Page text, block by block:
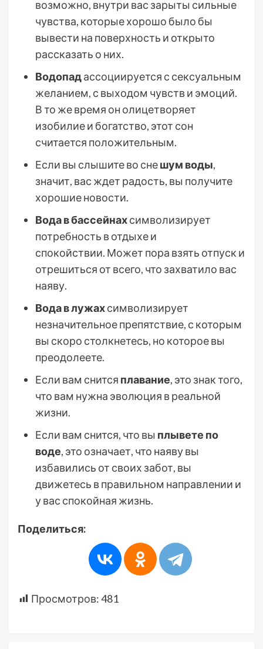
возможно, внутри вас зарыты сильные
чувства, которые хорошо было бы
вывести на поверхность и открыто
рассказать о них.
Водопадассоциируется с сексуальным
желанием, с выходом чувств и эмоций.
В то же время он олицетворяет
изобилие и богатство, этот сон
считается положительным.
Если вы слышите во снешум воды,
значит, вас ждет радость, вы получите
хорошие новости.
Вода в бассейнахсимволизирует
потребность в отдыхе и
спокойствии. Может пора взять отпуск и
отрешиться от всего, что захватило вас
наяву.
Вода в лужахсимволизирует
незначительное препятствие, с которым
вы скоро столкнетесь, но которое вы
преодолеете.
Если вам снится плавание, это знак того,
что вам нужна эволюция в реальной
жизни.
Если вам снится, что вы плывете по
воде, это означает, что наяву вы
избавились от своих забот, вы
движетесь в правильном направлении и
у вас спокойная жизнь.
Поделиться:
Просмотров:481